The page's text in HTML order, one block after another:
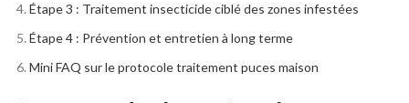
Étape 3 : Traitement insecticide ciblé des zones infestées
Étape 4 : Prévention et entretien à long terme
Mini FAQ sur le protocole traitement puces maison